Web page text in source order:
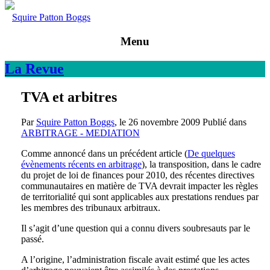
Squire Patton Boggs
Menu
La Revue
TVA et arbitres
Par Squire Patton Boggs, le 26 novembre 2009Publié dans
ARBITRAGE - MEDIATION
Comme annoncé dans un précédent article (De quelques
évènements récents en arbitrage), la transposition, dans le cadre
du projet de loi de finances pour 2010, des récentes directives
communautaires en matière de TVA devrait impacter les règles
de territorialité qui sont applicables aux prestations rendues par
les membres des tribunaux arbitraux.
Il s’agit d’une question qui a connu divers soubresauts par le
passé.
A l’origine, l’administration fiscale avait estimé que les actes